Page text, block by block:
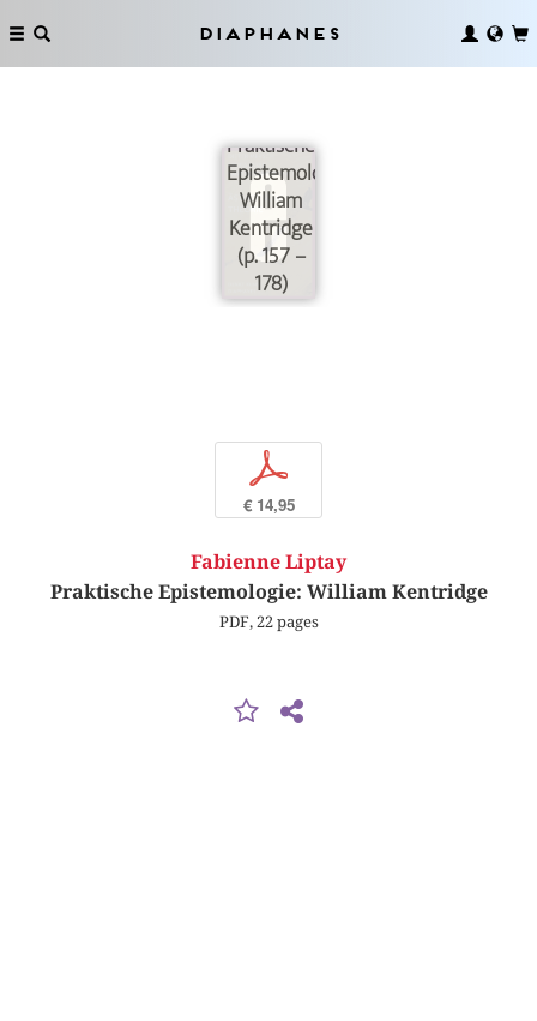
Diaphanes
Praktische
Epistemologie:
William
Kentridge
(p. 157 –
178)
p
€ 14,95
Fabienne Liptay
Praktische Epistemologie: William Kentridge
PDF, 22 pages